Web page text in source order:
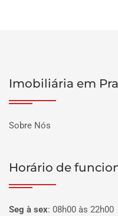
Imobiliária em
Sobre Nós
Horário de
Seg à sex: 08h00 às 22h00